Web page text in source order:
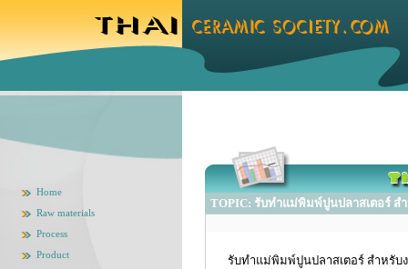
Home
Raw materials
Process
Product
TOPIC: รับทำแม่พิมพ์ปูนปลาสเตอร์ ส
รับทำแม่พิมพ์ปูนปลาสเตอร์ สำหรั